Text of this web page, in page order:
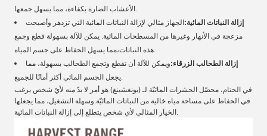
الأعشاب الضارة بكفاءة، مما يسهل جمعها.
إزالة النباتات المائية: الجهاز مثالي لإزالة النباتات المائية التي تزدهر وأصبحت
مزعجة في الأنهار وغيرها من المسطحات المائية. يمكن للآلة بسهولة قطع وجمع
هذه النباتات،مما يسهل الحفاظ على جسم المياه.
إزالة الطحالب الزرقاء:ويمكن للآلة أن تقطع وتجمع الطحالب بسهولة، مما
يجعل الجسم المائي أكثر أمانًا للجميع.
في الختام، محصّل الحشرات المائيّة لـ (يونغشينغ) هو أمر لا بدّ منه لأيّ شخص يرغب
في الحفاظ على مساحة مياه خالية من النباتات المائيّة.وسهلة التشغيل، مما يجعلها
الخيار المثالي لأي شخص يتطلع إلى إزالة النباتات المائية.